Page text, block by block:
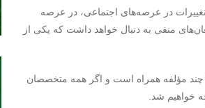
در عرصه‌های اجتماعی، در عرصه
منفی به دنبال خواهد داشت که یکی از
مؤلفه همراه است و اگر همه متخصصان
خواهیم شد.